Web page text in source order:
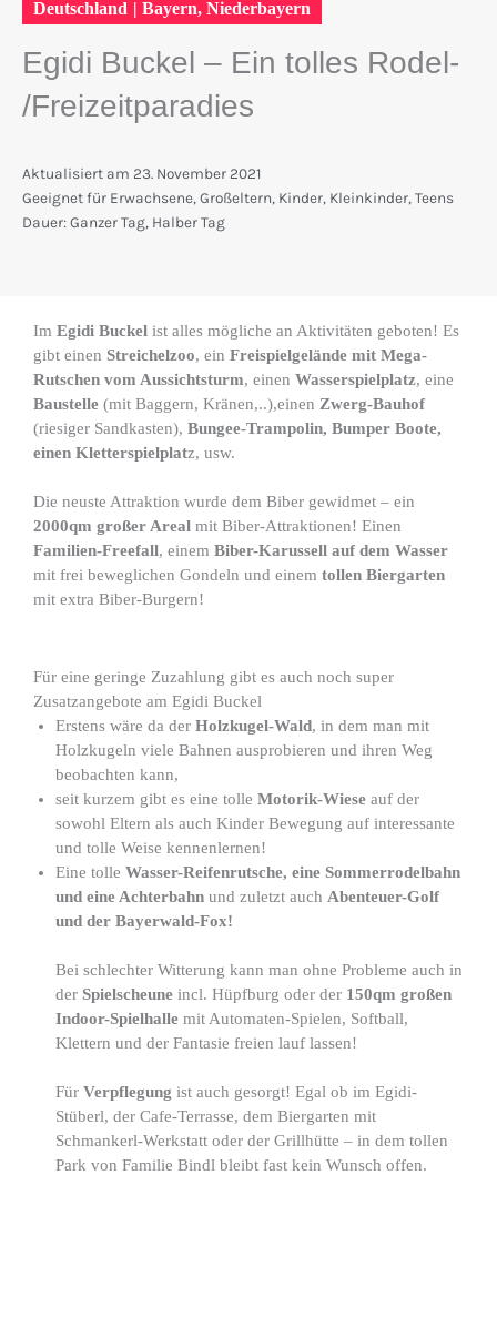
Deutschland | Bayern, Niederbayern
Egidi Buckel – Ein tolles Rodel-
/Freizeitparadies
Aktualisiert am 23. November 2021
Geeignet für Erwachsene, Großeltern, Kinder, Kleinkinder, Teens
Dauer:Ganzer Tag, Halber Tag
Im Egidi Buckel ist alles mögliche an Aktivitäten geboten! Es
gibt einen Streichelzoo, ein Freispielgelände mit Mega-
Rutschen vom Aussichtsturm, einen Wasserspielplatz, eine
Baustelle (mit Baggern, Kränen,..),einen Zwerg-Bauhof
(riesiger Sandkasten), Bungee-Trampolin, Bumper Boote,
einen Kletterspielplatz, usw.
Die neuste Attraktion wurde dem Biber gewidmet – ein
2000qm großer Areal mit Biber-Attraktionen! Einen
Familien-Freefall, einem Biber-Karussell auf dem Wasser
mit frei beweglichen Gondeln und einem tollen Biergarten
mit extra Biber-Burgern!
Für eine geringe Zuzahlung gibt es auch noch super
Zusatzangebote am Egidi Buckel
Erstens wäre da der Holzkugel-Wald, in dem man mit
Holzkugeln viele Bahnen ausprobieren und ihren Weg
beobachten kann,
seit kurzem gibt es eine tolle Motorik-Wiese auf der
sowohl Eltern als auch Kinder Bewegung auf interessante
und tolle Weise kennenlernen!
Eine tolle Wasser-Reifenrutsche, eine Sommerrodelbahn
und eine Achterbahn und zuletzt auch Abenteuer-Golf
und der Bayerwald-Fox!
Bei schlechter Witterung kann man ohne Probleme auch in
der Spielscheune incl. Hüpfburg oder der 150qm großen
Indoor-Spielhalle mit Automaten-Spielen, Softball,
Klettern und der Fantasie freien lauf lassen!
Für Verpflegung ist auch gesorgt! Egal ob im Egidi-
Stüberl, der Cafe-Terrasse, dem Biergarten mit
Schmankerl-Werkstatt oder der Grillhütte – in dem tollen
Park von Familie Bindl bleibt fast kein Wunsch offen.